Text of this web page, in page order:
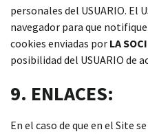
personales del USUARIO. El
navegador para que
cookies enviadas por LA
posibilidad del USUARIO de
9. ENLACES:
En el caso de que en el Site